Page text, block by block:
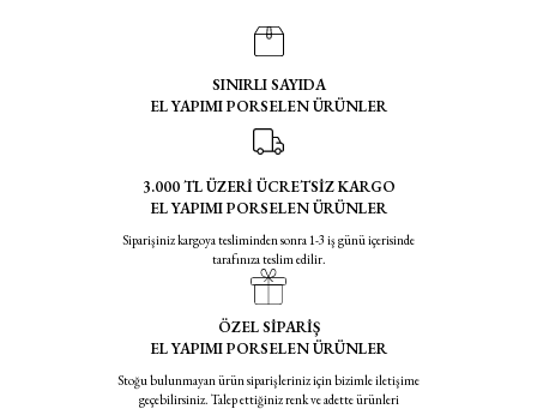
SINIRLI SAYIDA
EL YAPIMI PORSELEN ÜRÜNLER
3.000 TL ÜZERİ ÜCRETSİZ KARGO
EL YAPIMI PORSELEN ÜRÜNLER
Siparişiniz kargoya tesliminden sonra 1-3 iş günü içerisinde
tarafınıza teslim edilir.
ÖZEL SİPARİŞ
EL YAPIMI PORSELEN ÜRÜNLER
Stoğu bulunmayan ürün siparişleriniz için bizimle iletişime
geçebilirsiniz. Talep ettiğiniz renk ve adette ürünleri